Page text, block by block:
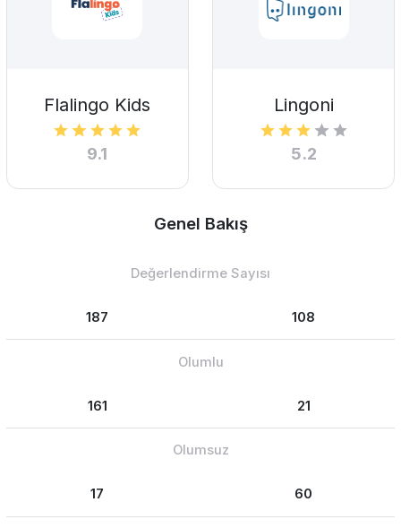
Flalingo Kids
9.1
Lingoni
5.2
Genel Bakış
Değerlendirme Sayısı
187 108
Olumlu
161 21
Olumsuz
17 60